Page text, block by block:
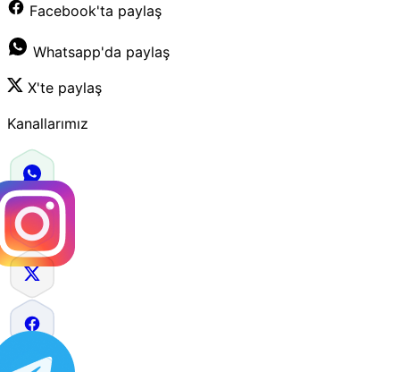
Facebook'ta paylaş
Whatsapp'da paylaş
X'te paylaş
Kanallarımız